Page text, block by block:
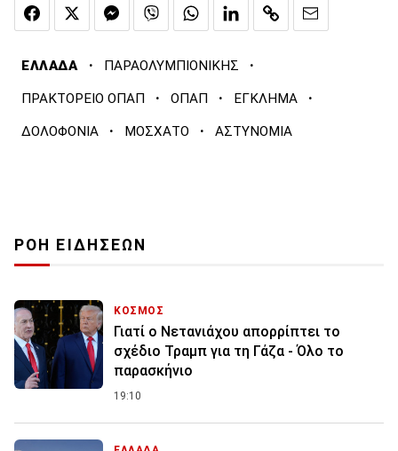
ΕΛΛΑΔΑ · ΠΑΡΑΟΛΥΜΠΙΟΝΙΚΗΣ ·
ΠΡΑΚΤΟΡΕΙΟ ΟΠΑΠ · ΟΠΑΠ · ΕΓΚΛΗΜΑ ·
ΔΟΛΟΦΟΝΙΑ · ΜΟΣΧΑΤΟ · ΑΣΤΥΝΟΜΙΑ
ΡΟΗ ΕΙΔΗΣΕΩΝ
ΚΟΣΜΟΣ
Γιατί ο Νετανιάχου απορρίπτει το
σχέδιο Τραμπ για τη Γάζα - Όλο το
παρασκήνιο
19:10